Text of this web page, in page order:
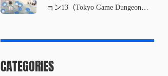
ョン13（Tokyo Game Dungeon
CATEGORIES